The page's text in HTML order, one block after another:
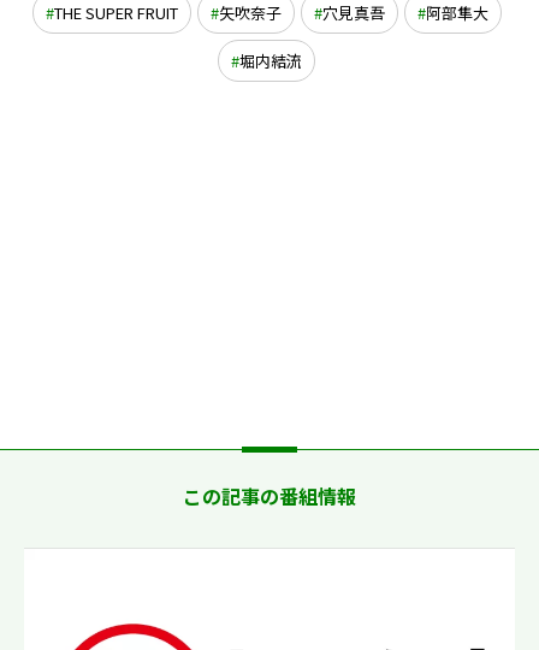
THE SUPER FRUIT 矢吹奈子 穴見真吾 阿部隼大
堀内結流
この記事の番組情報